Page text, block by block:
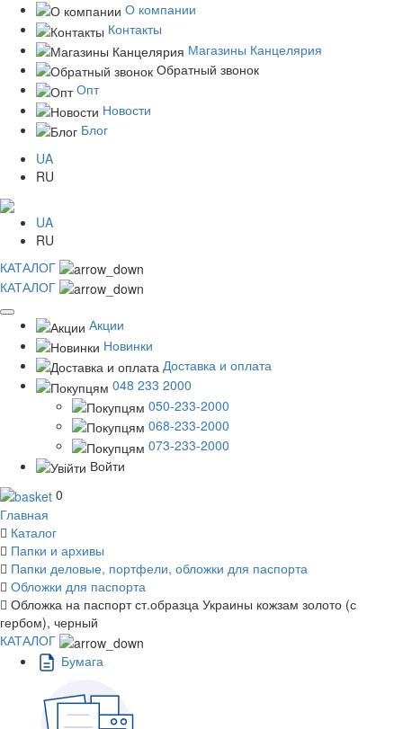
О компании
Контакты
Магазины Канцелярия
Обратный звонок
Опт
Новости
Блог
UA
RU
UA
RU
КАТАЛОГ
КАТАЛОГ
Акции
Новинки
Доставка и оплата
048 233 2000
050-233-2000
068-233-2000
073-233-2000
Войти
0
Главная
Каталог
Папки и архивы
Папки деловые, портфели, обложки для паспорта
Обложки для паспорта
Обложка на паспорт ст.образца Украины кожзам золото (с
гербом), черный
КАТАЛОГ
Бумага